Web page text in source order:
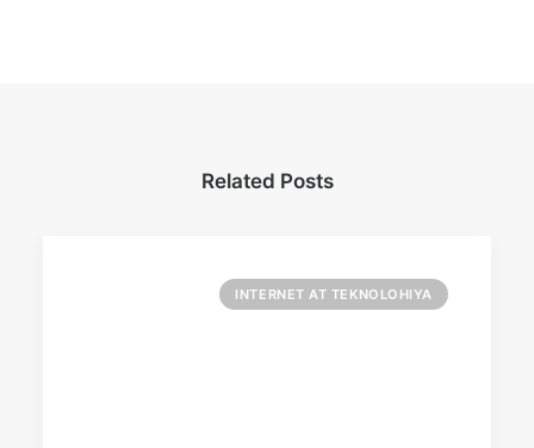
Related Posts
INTERNET AT TEKNOLOHIYA